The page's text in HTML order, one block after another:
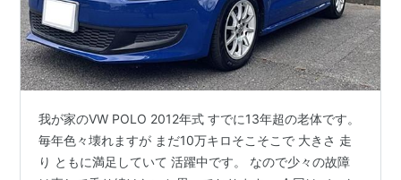
我が家のVW POLO 2012年式 すでに13年超の老体です。
毎年色々壊れますが まだ10万キロそこそこで 大きさ 走
り ともに満足していて 活躍中です。 なので少々の故障